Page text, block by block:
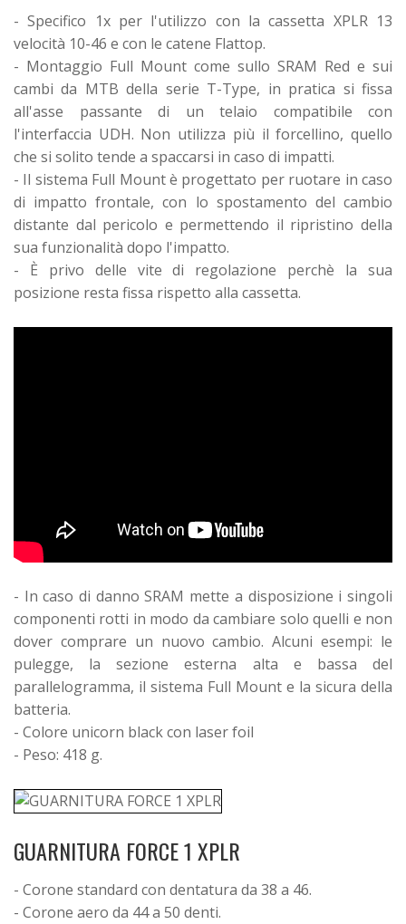
- Specifico 1x per l'utilizzo con la cassetta XPLR 13
velocità 10-46 e con le catene Flattop.
- Montaggio Full Mount come sullo SRAM Red e sui
cambi da MTB della serie T-Type, in pratica si fissa
all'asse passante di un telaio compatibile con
l'interfaccia UDH. Non utilizza più il forcellino, quello
che si solito tende a spaccarsi in caso di impatti.
- Il sistema Full Mount è progettato per ruotare in caso
di impatto frontale, con lo spostamento del cambio
distante dal pericolo e permettendo il ripristino della
sua funzionalità dopo l'impatto.
- È privo delle vite di regolazione perchè la sua
posizione resta fissa rispetto alla cassetta.
- In caso di danno SRAM mette a disposizione i singoli
componenti rotti in modo da cambiare solo quelli e non
dover comprare un nuovo cambio. Alcuni esempi: le
pulegge, la sezione esterna alta e bassa del
parallelogramma, il sistema Full Mount e la sicura della
batteria.
- Colore unicorn black con laser foil
- Peso: 418 g.
GUARNITURA FORCE 1 XPLR
- Corone standard con dentatura da 38 a 46.
- Corone aero da 44 a 50 denti.